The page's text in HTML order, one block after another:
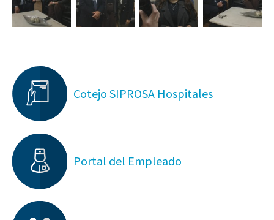
Cotejo SIPROSA Hospitales
Portal del Empleado